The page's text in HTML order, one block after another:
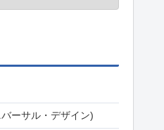
ーサル・デザイン)